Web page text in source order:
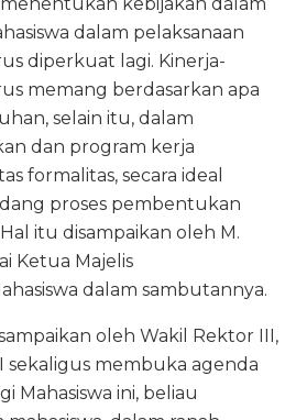
dalam pelaksanaan
diperkuat lagi. Kinerja-
memang berdasarkan apa
selain itu, dalam
dan program kerja
formalitas, secara ideal
proses pembentukan
itu disampaikan oleh M.
Ketua Majelis
dalam sambutannya.
oleh Wakil Rektor III,
sekaligus membuka agenda
Mahasiswa ini, beliau